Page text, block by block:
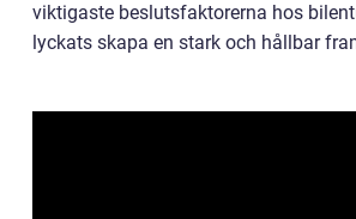
viktigaste beslutsfaktorerna hos
lyckats skapa en stark och hållbar